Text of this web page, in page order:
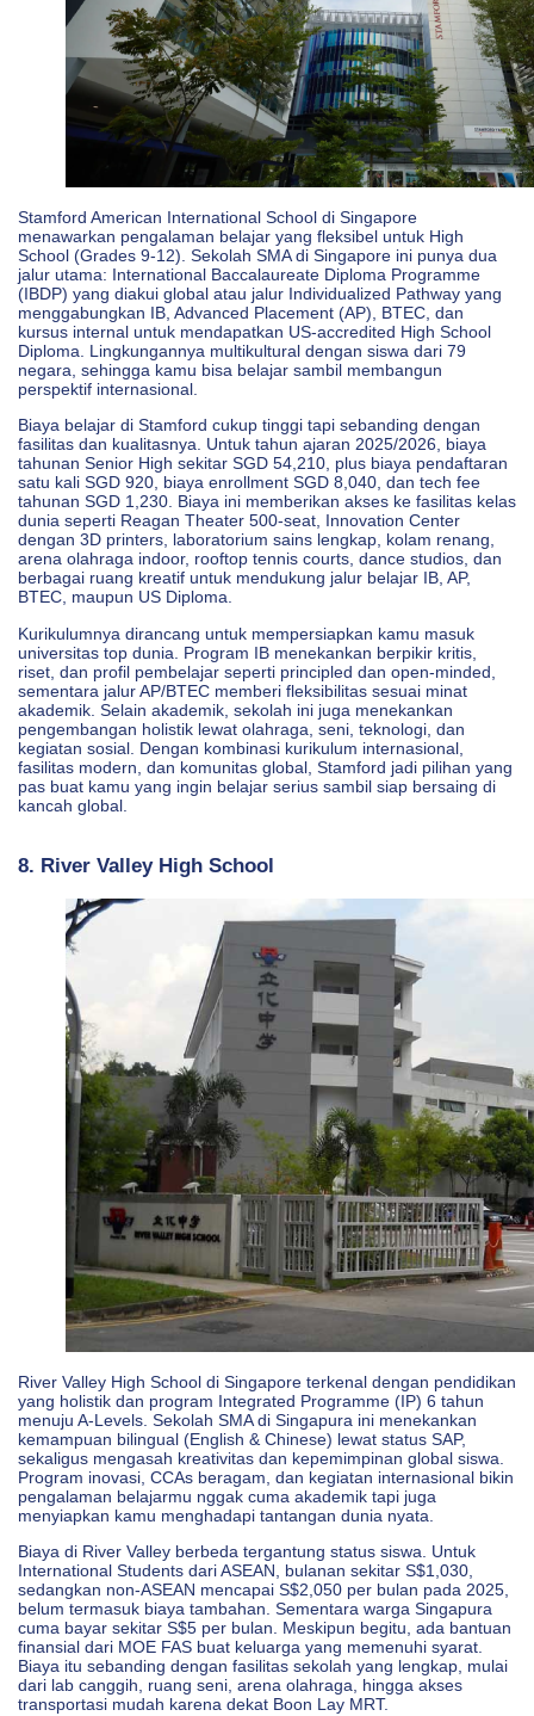
Stamford American International School di Singapore
menawarkan pengalaman belajar yang fleksibel untuk High
School (Grades 9-12). Sekolah SMA di Singapore ini punya dua
jalur utama: International Baccalaureate Diploma Programme
(IBDP) yang diakui global atau jalur Individualized Pathway yang
menggabungkan IB, Advanced Placement (AP), BTEC, dan
kursus internal untuk mendapatkan US-accredited High School
Diploma. Lingkungannya multikultural dengan siswa dari 79
negara, sehingga kamu bisa belajar sambil membangun
perspektif internasional.
Biaya belajar di Stamford cukup tinggi tapi sebanding dengan
fasilitas dan kualitasnya. Untuk tahun ajaran 2025/2026, biaya
tahunan Senior High sekitar SGD 54,210, plus biaya pendaftaran
satu kali SGD 920, biaya enrollment SGD 8,040, dan tech fee
tahunan SGD 1,230. Biaya ini memberikan akses ke fasilitas kelas
dunia seperti Reagan Theater 500-seat, Innovation Center
dengan 3D printers, laboratorium sains lengkap, kolam renang,
arena olahraga indoor, rooftop tennis courts, dance studios, dan
berbagai ruang kreatif untuk mendukung jalur belajar IB, AP,
BTEC, maupun US Diploma.
Kurikulumnya dirancang untuk mempersiapkan kamu masuk
universitas top dunia. Program IB menekankan berpikir kritis,
riset, dan profil pembelajar seperti principled dan open-minded,
sementara jalur AP/BTEC memberi fleksibilitas sesuai minat
akademik. Selain akademik, sekolah ini juga menekankan
pengembangan holistik lewat olahraga, seni, teknologi, dan
kegiatan sosial. Dengan kombinasi kurikulum internasional,
fasilitas modern, dan komunitas global, Stamford jadi pilihan yang
pas buat kamu yang ingin belajar serius sambil siap bersaing di
kancah global.
8. River Valley High School
River Valley High School di Singapore terkenal dengan pendidikan
yang holistik dan program Integrated Programme (IP) 6 tahun
menuju A-Levels. Sekolah SMA di Singapura ini menekankan
kemampuan bilingual (English & Chinese) lewat status SAP,
sekaligus mengasah kreativitas dan kepemimpinan global siswa.
Program inovasi, CCAs beragam, dan kegiatan internasional bikin
pengalaman belajarmu nggak cuma akademik tapi juga
menyiapkan kamu menghadapi tantangan dunia nyata.
Biaya di River Valley berbeda tergantung status siswa. Untuk
International Students dari ASEAN, bulanan sekitar S$1,030,
sedangkan non-ASEAN mencapai S$2,050 per bulan pada 2025,
belum termasuk biaya tambahan. Sementara warga Singapura
cuma bayar sekitar S$5 per bulan. Meskipun begitu, ada bantuan
finansial dari MOE FAS buat keluarga yang memenuhi syarat.
Biaya itu sebanding dengan fasilitas sekolah yang lengkap, mulai
dari lab canggih, ruang seni, arena olahraga, hingga akses
transportasi mudah karena dekat Boon Lay MRT.